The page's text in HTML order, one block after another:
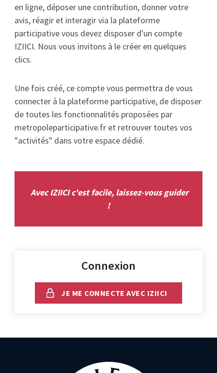
en ligne, déposer une contribution, donner votre
avis, réagir et interagir via la plateforme
participative vous devez disposer d'un compte
IZIICI. Nous vous invitons à le créer en quelques
clics.
Une fois créé, ce compte vous permettra de vous
connecter à la plateforme participative, de disposer
de toutes les fonctionnalités proposées par
metropoleparticipative.fr et retrouver toutes vos
"activités" dans votre espace dédié.
Avec IZIICI c'est facile, laissez-vous guider
!
Connexion
JE ME CONNECTE AVEC IZIICI